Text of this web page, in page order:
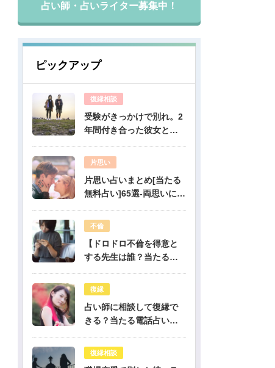
占い師・占いライター募集中！
ピックアップ
復縁相談
受験がきっかけで別れ。2
年間付き合った彼女と復
無料占い
片思い
片思い占いまとめ[当たる
無料占い]65選-両思いにな
当たる片思い占い
不倫
【ドロドロ不倫を得意と
する先生は誰？当たる電
復縁
占い師に相談して復縁で
きる？当たる電話占い先
復縁相談